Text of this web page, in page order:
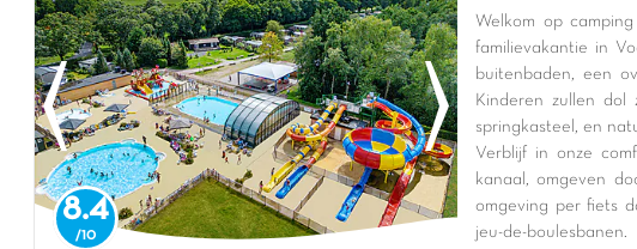
8.4
Welkom op
familievakantie in
buitenbaden, een
Kinderen zullen
springkasteel, en
Verblijf in onze
kanaal, omgeven
omgeving per fiets
jeu-de-